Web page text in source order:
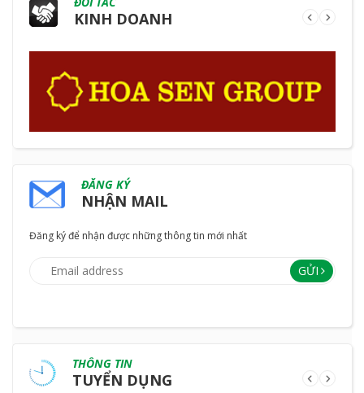
KINH DOANH
ĐĂNG KÝ
NHẬN MAIL
Đăng ký để nhận được những thông tin mới nhất
GỬI
THÔNG TIN
TUYỂN DỤNG